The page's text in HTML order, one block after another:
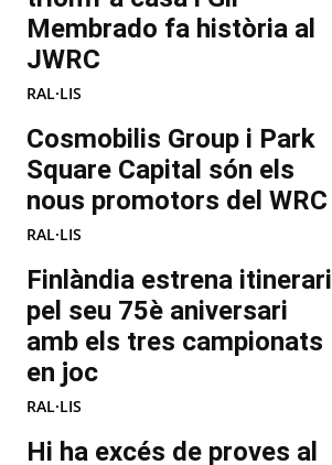
Membrado fa història al
JWRC
RAL·LIS
Cosmobilis Group i Park
Square Capital són els
nous promotors del WRC
RAL·LIS
Finlàndia estrena itinerari
pel seu 75è aniversari
amb els tres campionats
en joc
RAL·LIS
Hi ha excés de proves al